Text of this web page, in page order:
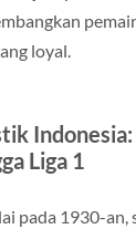
loyal.
Liga 1
pada 1930-